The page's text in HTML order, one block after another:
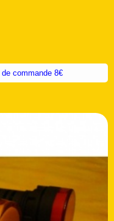
commande 8€